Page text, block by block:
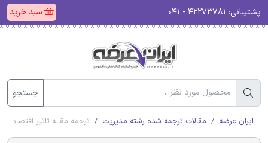
پشتیبانی: سبد خرید
جستجو
ایران عرضه مقالات ترجمه شده رشته مدیریت ترجمه مقاله تاثیر اقتصادی